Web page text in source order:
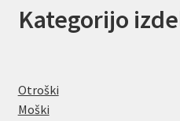
Kategorijo
Otroški
Moški